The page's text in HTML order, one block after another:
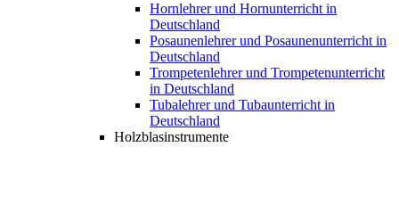
Hornlehrer und Hornunterricht in
Deutschland
Posaunenlehrer und Posaunenunterricht in
Deutschland
Trompetenlehrer und Trompetenunterricht
in Deutschland
Tubalehrer und Tubaunterricht in
Deutschland
Holzblasinstrumente